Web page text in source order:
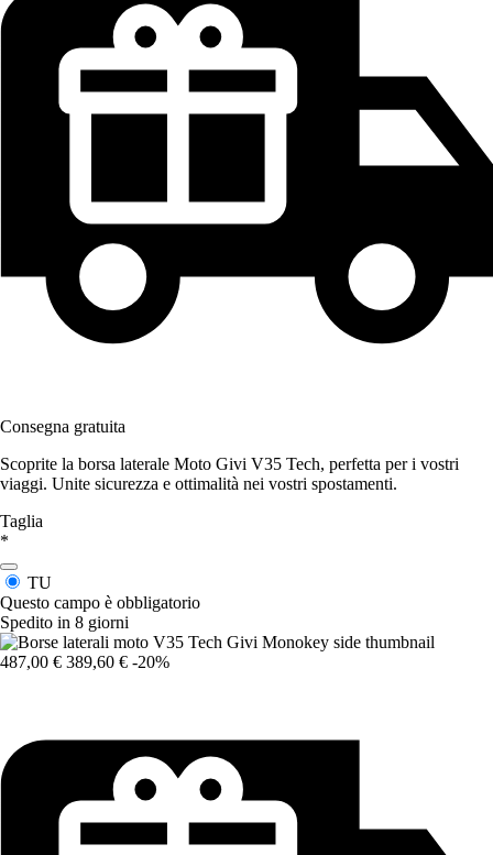
Consegna gratuita
Scoprite la borsa laterale Moto Givi V35 Tech, perfetta per i vostri
viaggi. Unite sicurezza e ottimalità nei vostri spostamenti.
Taglia
*
TU
Questo campo è obbligatorio
Spedito in 8 giorni
487,00 € 389,60 € -20%